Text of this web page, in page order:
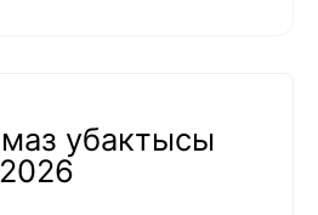
убактысы